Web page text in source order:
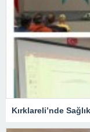
Kırklareli’nde